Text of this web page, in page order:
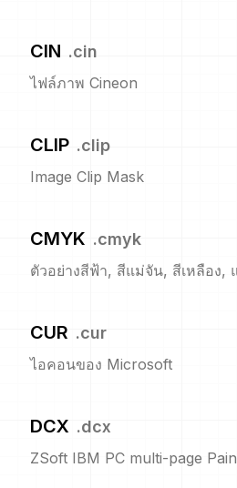
CIN .cin
ไฟล์ภาพ Cineon
CLIP .clip
Image Clip Mask
CMYK .cmyk
ตัวอย่างสีฟ้า, สีแม่จัน, สีเหลือง,
CUR .cur
ไอคอนของ Microsoft
DCX .dcx
ZSoft IBM PC multi-page